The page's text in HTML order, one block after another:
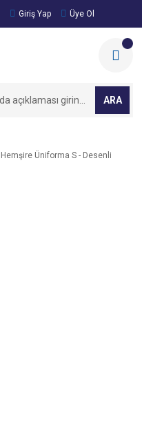
Giriş Yap Üye Ol
ARA